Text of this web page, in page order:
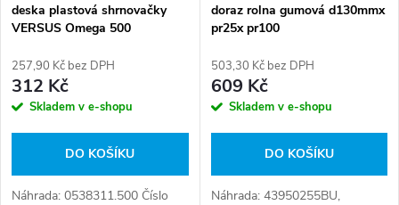
deska plastová shrnovačky
VERSUS Omega 500
257,90 Kč bez DPH
312 Kč
Skladem v e-shopu
DO KOŠÍKU
Náhrada: 0538311.500 Číslo
doraz rolna gumová d130mmx
pr25x pr100
503,30 Kč bez DPH
609 Kč
Skladem v e-shopu
DO KOŠÍKU
Náhrada: 43950255BU,